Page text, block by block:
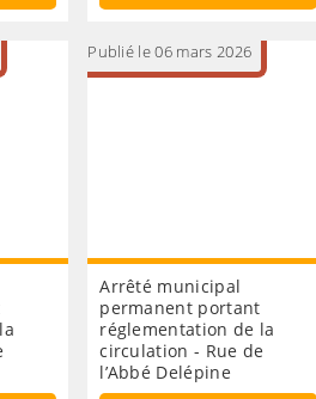
Publié le 06 mars 2026
Arrêté municipal
permanent portant
réglementation de la
circulation - Rue de
l’Abbé Delépine